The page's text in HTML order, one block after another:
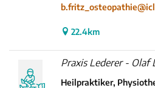
22.4km
Praxis Lederer - Olaf
Heilpraktiker,